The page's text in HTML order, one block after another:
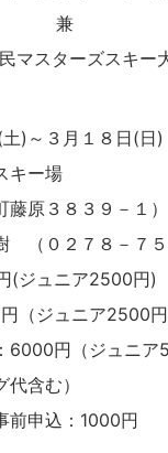
兼
スターズスキー
～３月１８日(日)
ー場
８３９－１）
２７８－７５－
(ジュニア2500円)
ニア2500円
（ジュニア
む）
込：1000円